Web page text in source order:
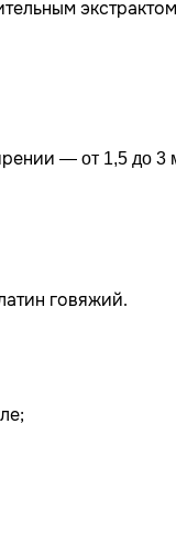
— от 1,5 до 3
говяжий.